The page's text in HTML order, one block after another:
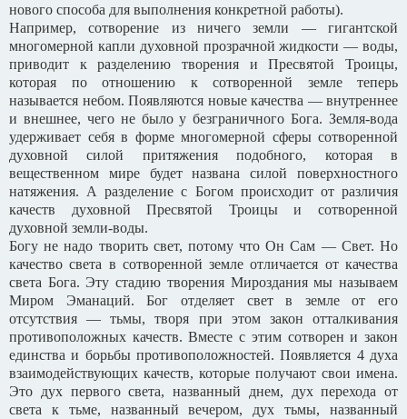
нового способа для выполнения конкретной работы).
Например, сотворение из ничего земли — гигантской
многомерной капли духовной прозрачной жидкости — воды,
приводит к разделению творения и Пресвятой Троицы,
которая по отношению к сотворенной земле теперь
называется небом. Появляются новые качества — внутреннее
и внешнее, чего не было у безграничного Бога. Земля-вода
удерживает себя в форме многомерной сферы сотворенной
духовной силой притяжения подобного, которая в
вещественном мире будет названа силой поверхностного
натяжения. А разделение с Богом происходит от различия
качеств духовной Пресвятой Троицы и сотворенной
духовной земли-воды.
Богу не надо творить свет, потому что Он Сам — Свет. Но
качество света в сотворенной земле отличается от качества
света Бога. Эту стадию творения Мироздания мы называем
Миром Эманаций. Бог отделяет свет в земле от его
отсутствия — тьмы, творя при этом закон отталкивания
противоположных качеств. Вместе с этим сотворен и закон
единства и борьбы противоположностей. Появляется 4 духа
взаимодействующих качеств, которые получают свои имена.
Это дух первого света, названный днем, дух перехода от
света к тьме, названный вечером, дух тьмы, названный